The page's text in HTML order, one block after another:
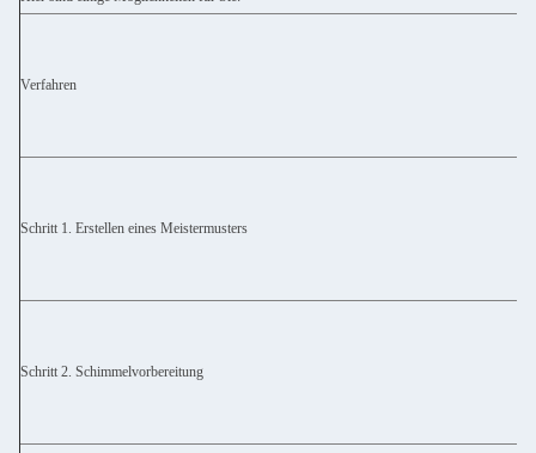
Verfahren
Schritt 1. Erstellen eines Meistermusters
Schritt 2. Schimmelvorbereitung